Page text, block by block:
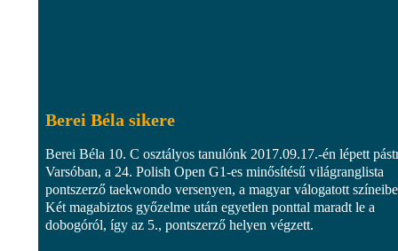
Berei Béla sikere
Berei Béla 10. C osztályos tanulónk 2017.09.17.-én lépett
Varsóban, a 24. Polish Open G1-es minősítésű világranglista
pontszerző taekwondo versenyen, a magyar válogatott
Két magabiztos győzelme után egyetlen ponttal maradt le a
dobogóról, így az 5., pontszerző helyen végzett.